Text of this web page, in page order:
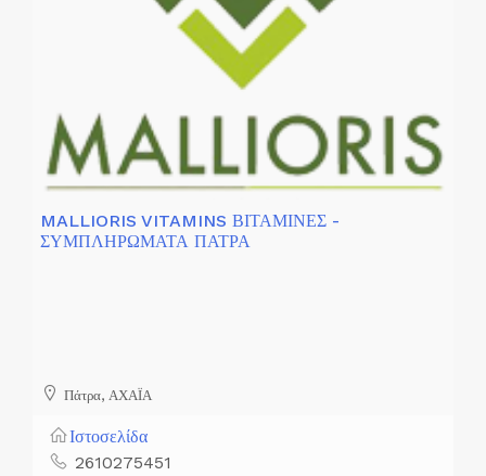
MALLIORIS VITAMINS ΒΙΤΑΜΙΝΕΣ -
ΣΥΜΠΛΗΡΩΜΑΤΑ ΠΑΤΡΑ
Πάτρα, ΑΧΑΪΑ
Ιστοσελίδα
2610275451